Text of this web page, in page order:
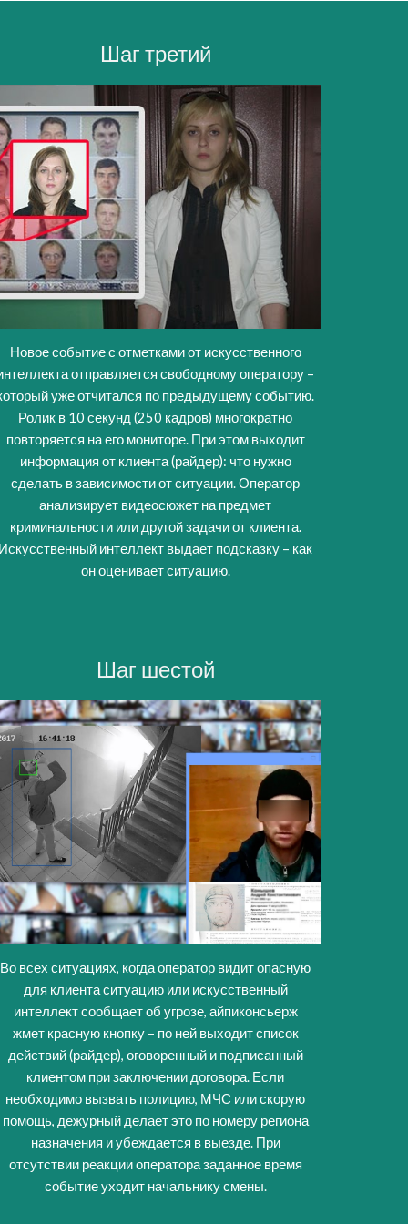
Шаг третий
Новое событие с отметками от искусственного
отправляется свободному оператору –
уже отчитался по предыдущему событию.
Ролик в 10 секунд (250 кадров) многократно
повторяется на его мониторе. При этом выходит
информация от клиента (райдер): что нужно
сделать в зависимости от ситуации. Оператор
анализирует видеосюжет на предмет
криминальности или другой задачи от клиента.
Искусственный интеллект выдает подсказку – как
он оценивает ситуацию.
Шаг шестой
Во всех ситуациях, когда оператор видит опасную
для клиента ситуацию или искусственный
интеллект сообщает об угрозе, айпиконсьерж
жмет красную кнопку – по ней выходит список
действий (райдер), оговоренный и подписанный
клиентом при заключении договора. Если
необходимо вызвать полицию, МЧС или скорую
помощь, дежурный делает это по номеру региона
назначения и убеждается в выезде. При
отсутствии реакции оператора заданное время
событие уходит начальнику смены.